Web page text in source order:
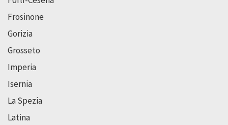
Frosinone
Gorizia
Grosseto
Imperia
Isernia
La Spezia
Latina